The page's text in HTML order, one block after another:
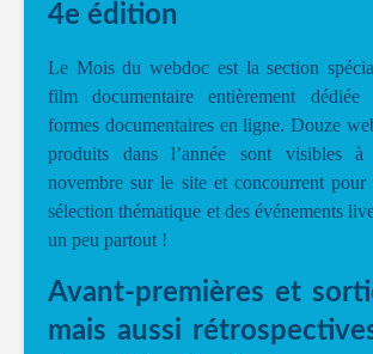
4e édition
Le Mois du webdoc est la section
film documentaire entièrement dédiée
formes documentaires en ligne. Douze
produits dans l’année sont visibles
novembre sur le site et concourrent
sélection thématique et des événements
un peu partout !
Avant-premières et
mais aussi